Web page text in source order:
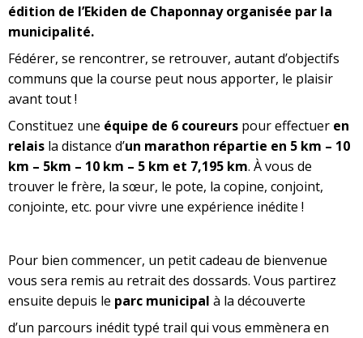
édition de l’Ekiden de Chaponnay organisée par la
municipalité.
Fédérer, se rencontrer, se retrouver, autant d’objectifs
communs que la course peut nous apporter, le plaisir
avant tout !
Constituez une équipe de 6 coureurs pour effectuer en
relais la distance d’un marathon répartie en 5 km – 10
km – 5km – 10 km – 5 km et 7,195 km. À vous de
trouver le frère, la sœur, le pote, la copine, conjoint,
conjointe, etc. pour vivre une expérience inédite !
Pour bien commencer, un petit cadeau de bienvenue
vous sera remis au retrait des dossards. Vous partirez
ensuite depuis le parc municipal à la découverte
d’un parcours inédit typé trail qui vous emmènera en